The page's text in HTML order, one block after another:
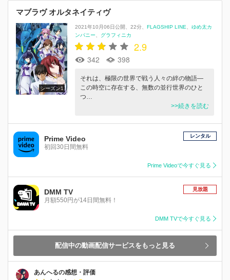
マブラヴ オルタネイティヴ
シーズン1
2021年10月06日公開 22分 FLAGSHIP LINE
ゆめ太カ
ンパニー
グラフィニカ
2.9
342 398
それは、極限の世界で戦う人々の絆の物語―
この時空に存在する、無数の並行世界のひと
つ…
>>続きを読む
Prime Video
初回30日間無料
レンタル
Prime Videoで今すぐ見る
DMM TV
月額550円が14日間無料！
見放題
DMM TVで今すぐ見る
配信中の動画配信サービスをもっと見る
あんへるの感想・評価